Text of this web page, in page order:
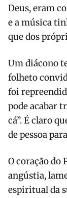
Deus, eram
e a música
que dos
Um diácono
folheto
foi
pode acabar
cá”. É claro
de pessoa
O coração do
angústia,
espiritual da